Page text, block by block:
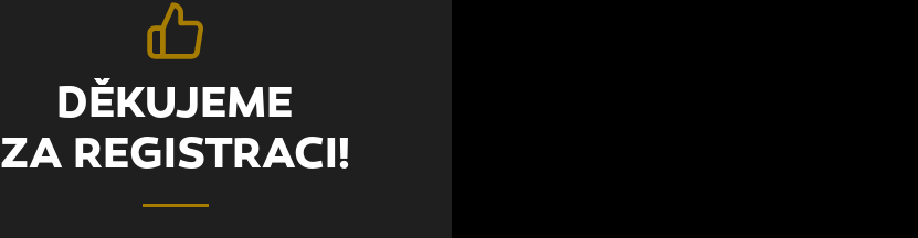
DĚKUJEME
ZA REGISTRACI!